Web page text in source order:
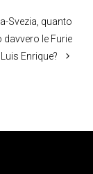
Svezia, quanto
davvero le Furie
Enrique?